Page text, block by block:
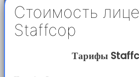
Стоимость
Staffcop
Тарифы